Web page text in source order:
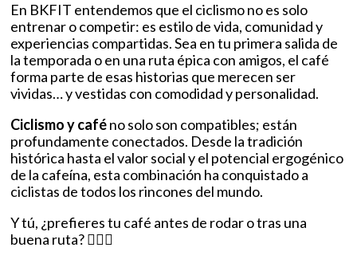
En BKFIT entendemos que el ciclismo no es solo
entrenar o competir: es estilo de vida, comunidad y
experiencias compartidas. Sea en tu primera salida de
la temporada o en una ruta épica con amigos, el café
forma parte de esas historias que merecen ser
vividas… y vestidas con comodidad y personalidad.
Ciclismo y caféno solo son compatibles; están
profundamente conectados. Desde la tradición
histórica hasta el valor social y el potencial ergogénico
de la cafeína, esta combinación ha conquistado a
ciclistas de todos los rincones del mundo.
Y tú, ¿prefieres tu café antes de rodar o tras una
buena ruta? ☕‍🚴‍♂️